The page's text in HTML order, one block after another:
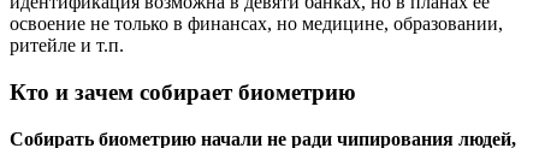
освоение не только в финансах, но медицине, образовании,
ритейле и т.п.
Кто и зачем собирает биометрию
Собирать биометрию начали не ради чипирования людей,